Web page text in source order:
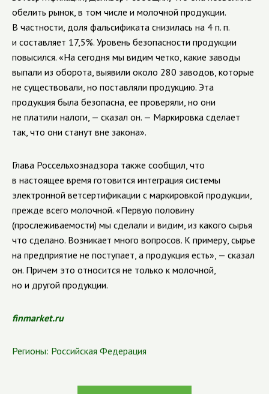
обелить рынок, в том числе и молочной продукции.
В частности, доля фальсификата снизилась на 4 п. п.
и составляет 17,5%. Уровень безопасности продукции
повысился. «На сегодня мы видим четко, какие заводы
выпали из оборота, выявили около 280 заводов, которые
не существовали, но поставляли продукцию. Эта
продукция была безопасна, ее проверяли, но они
не платили налоги, — сказал он. — Маркировка сделает
так, что они станут вне закона».
Глава Россельхознадзора также сообщил, что
в настоящее время готовится интеграция системы
электронной ветсертификации с маркировкой продукции,
прежде всего молочной. «Первую половину
(прослеживаемости) мы сделали и видим, из какого сырья
что сделано. Возникает много вопросов. К примеру, сырье
на предприятие не поступает, а продукция есть», — сказал
он. Причем это относится не только к молочной,
но и другой продукции.
finmarket.ru
Регионы: Российская Федерация